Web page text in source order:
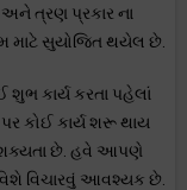
અને ત્રણ પ્રકાર ના
માટે સુયોજિત થયેલ છે.
કાર્ય કરતા પહેલાં
કોઈ કાર્ય શરૂ થાય
શક્યતા છે. હવે આપણે
વિચારવું આવશ્યક છે.